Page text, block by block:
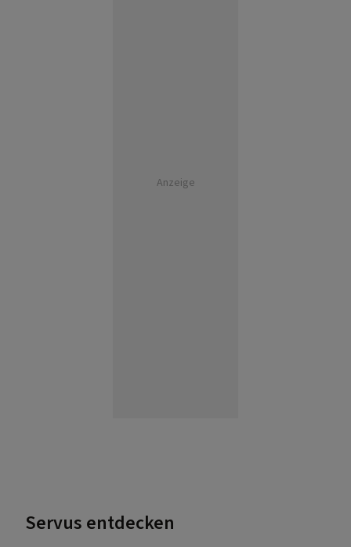
Anzeige
Servus entdecken